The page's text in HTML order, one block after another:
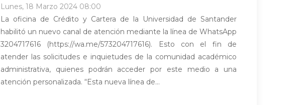
Lunes, 18 Marzo 2024 08:00
La oficina de Crédito y Cartera de la Universidad de Santander
habilitó un nuevo canal de atención mediante la línea de WhatsApp
3204717616 (https://wa.me/573204717616). Esto con el fin de
atender las solicitudes e inquietudes de la comunidad académico
administrativa, quienes podrán acceder por este medio a una
atención personalizada. “Esta nueva línea de...